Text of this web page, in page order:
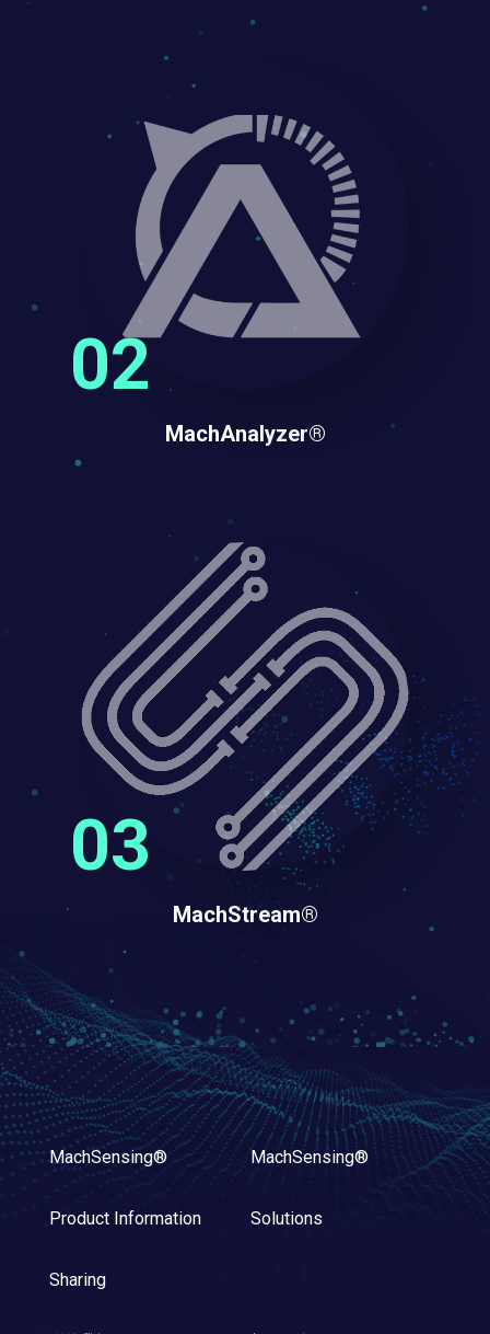
MachAnalyzer®
MachStream®
MachSensing® MachSensing®
Product Information Solutions
Sharing